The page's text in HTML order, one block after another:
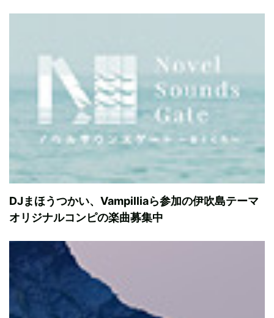
DJまほうつかい、Vampilliaら参加の伊吹島テーマ
オリジナルコンピの楽曲募集中